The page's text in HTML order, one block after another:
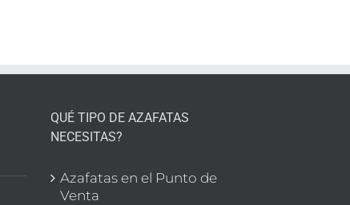
QUÉ TIPO DE AZAFATAS
NECESITAS?
Azafatas en el Punto de
Venta